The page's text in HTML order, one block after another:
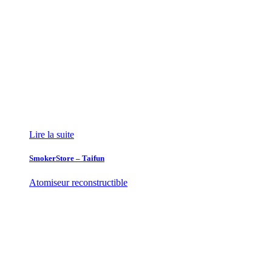
Lire la suite
SmokerStore – Taifun
Atomiseur reconstructible